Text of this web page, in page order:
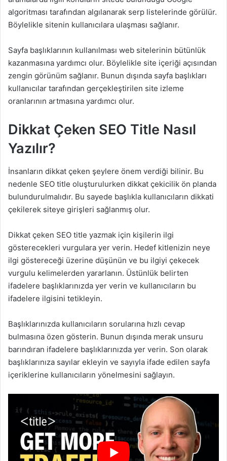
algoritması tarafından algılanarak serp listelerinde görülür.
Böylelikle sitenin kullanıcılara ulaşması sağlanır.
Sayfa başlıklarının kullanılması web sitelerinin bütünlük
kazanmasına yardımcı olur. Böylelikle site içeriği açısından
zengin görünüm sağlanır. Bunun dışında sayfa başlıkları
kullanıcılar tarafından gerçekleştirilen site izleme
oranlarının artmasına yardımcı olur.
Dikkat Çeken SEO Title Nasıl
Yazılır?
İnsanların dikkat çeken şeylere önem verdiği bilinir. Bu
nedenle SEO title oluşturulurken dikkat çekicilik ön planda
bulundurulmalıdır. Bu sayede başlıkla kullanıcıların dikkati
çekilerek siteye girişleri sağlanmış olur.
Dikkat çeken SEO title yazmak için kişilerin ilgi
gösterecekleri vurgulara yer verin. Hedef kitlenizin neye
ilgi göstereceği üzerine düşünün ve bu ilgiyi çekecek
vurgulu kelimelerden yararlanın. Üstünlük belirten
ifadelere başlıklarınızda yer verin ve kullanıcıların bu
ifadelere ilgisini tetikleyin.
Başlıklarınızda kullanıcıların sorularına hızlı cevap
bulmasına özen gösterin. Bunun dışında merak unsuru
barındıran ifadelere başlıklarınızda yer verin. Son olarak
başlıklarınıza sayılar ekleyin ve sayıyla ifade edilen sayfa
içeriklerine kullanıcıların yönelmesini sağlayın.